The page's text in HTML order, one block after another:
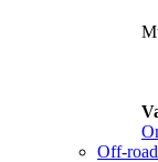
Off-road